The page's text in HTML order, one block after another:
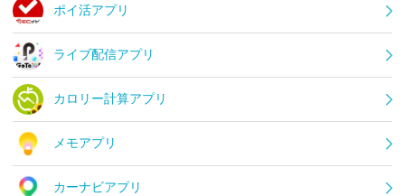
ポイ活アプリ
ライブ配信アプリ
カロリー計算アプリ
メモアプリ
カーナビアプリ